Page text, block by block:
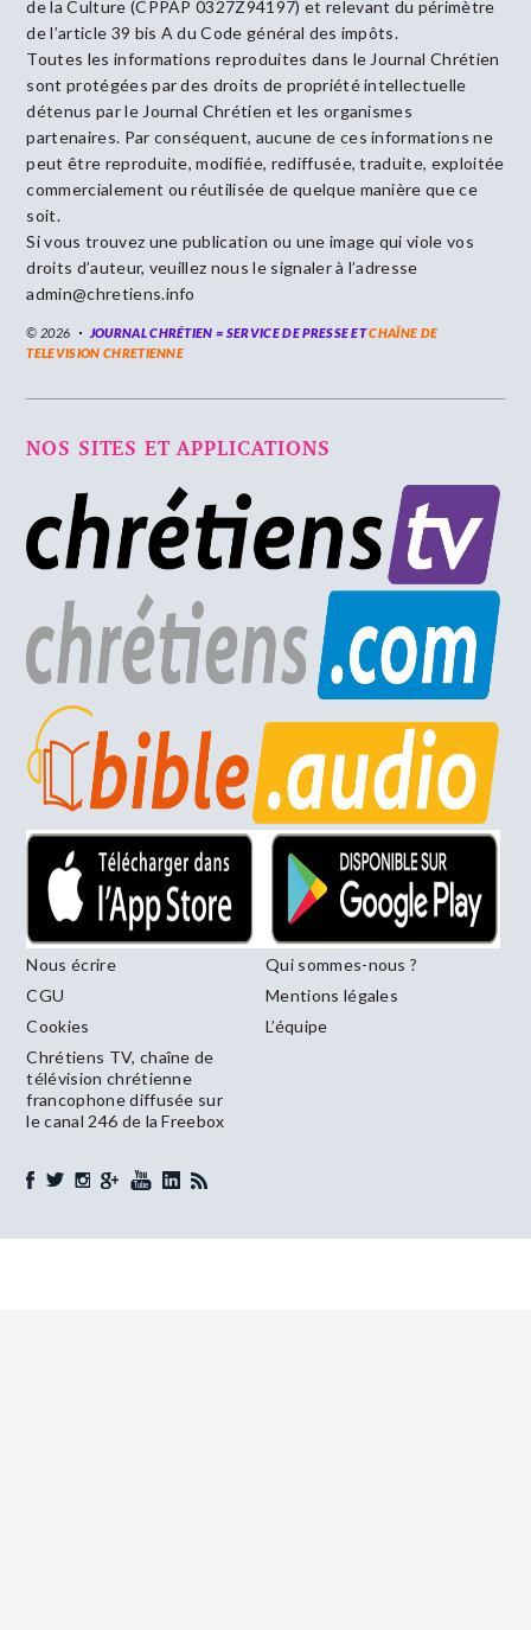
de la Culture (CPPAP 0327Z94197) et relevant du périmètre
de l’article 39 bis A du Code général des impôts.
Toutes les informations reproduites dans le Journal Chrétien
sont protégées par des droits de propriété intellectuelle
détenus par le Journal Chrétien et les organismes
partenaires. Par conséquent, aucune de ces informations ne
peut être reproduite, modifiée, rediffusée, traduite, exploitée
commercialement ou réutilisée de quelque manière que ce
soit.
Si vous trouvez une publication ou une image qui viole vos
droits d’auteur, veuillez nous le signaler à l’adresse
admin@chretiens.info
© 2026 JOURNAL CHRÉTIEN = SERVICE DE PRESSE ETCHAÎNE DE
TELEVISION CHRETIENNE
NOS SITES ET APPLICATIONS
Nous écrire
Qui sommes-nous ?
CGU
Mentions légales
Cookies
L’équipe
Chrétiens TV, chaîne de
télévision chrétienne
francophone diffusée sur
le canal 246 de la Freebox